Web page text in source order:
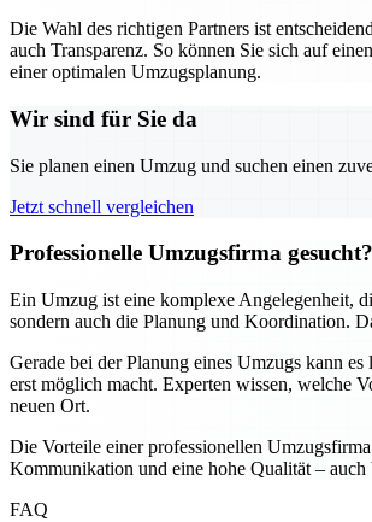
Die Wahl des richtigen Partners ist
auch Transparenz. So können Sie sich auf
einer optimalen Umzugsplanung.
Wir sind für Sie da
Sie planen einen Umzug und suchen einen
Jetzt schnell vergleichen
Professionelle Umzugsfirma
Ein Umzug ist eine komplexe Angelegenheit,
sondern auch die Planung und Koordination.
Gerade bei der Planung eines Umzugs kann
erst möglich macht. Experten wissen, welche
neuen Ort.
Die Vorteile einer professionellen
Kommunikation und eine hohe Qualität –
FAQ